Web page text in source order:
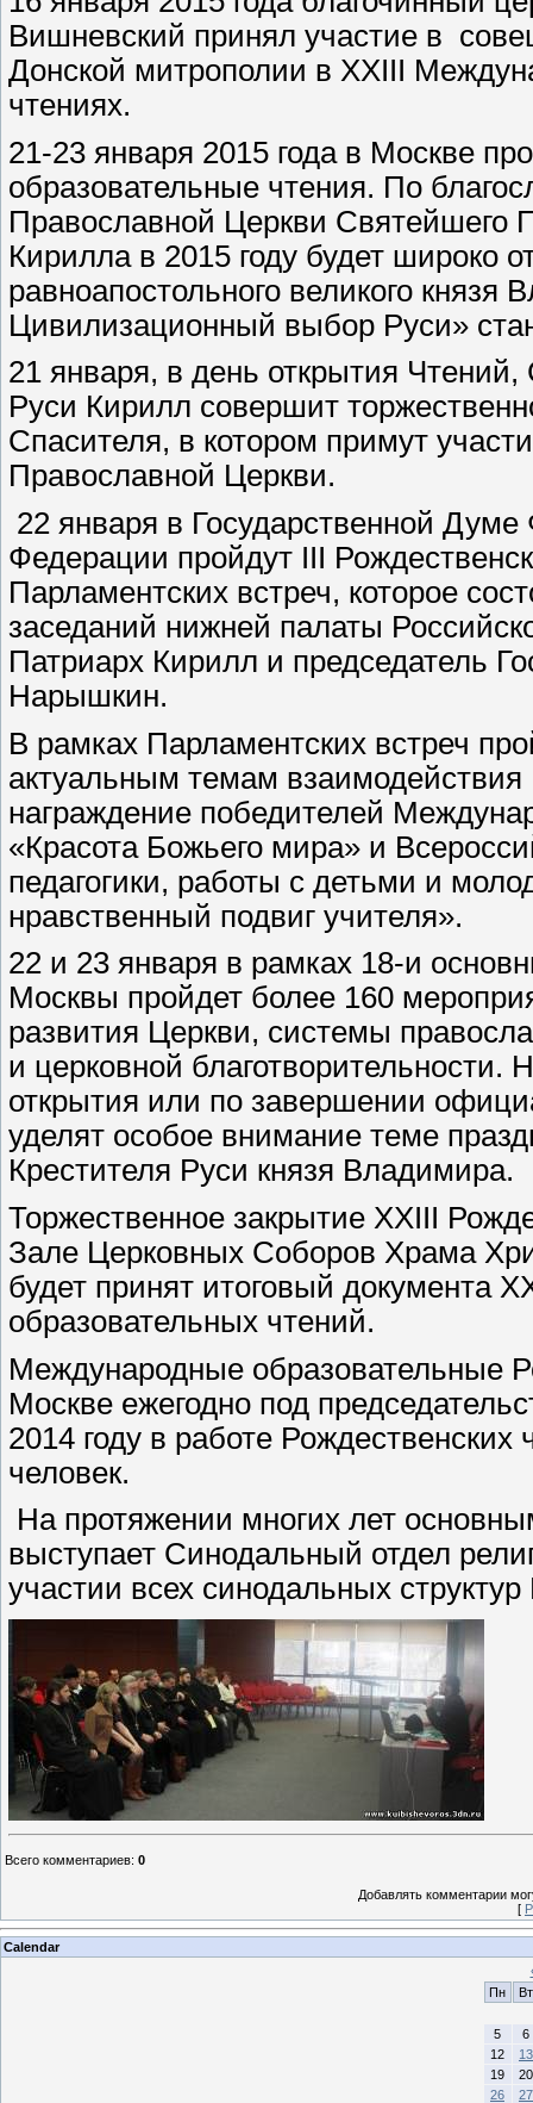
Вишневский принял участие в
Донской митрополии в XXIII
чтениях.
21-23 января 2015 года в Москве
образовательные чтения. По
Православной Церкви Святейшего
Кирилла в 2015 году будет широко
равноапостольного великого
Цивилизационный выбор Руси»
21 января, в день открытия
Руси Кирилл совершит
Спасителя, в котором примут
Православной Церкви.
22 января в Государственной
Федерации пройдут III
Парламентских встреч, которое
заседаний нижней палаты
Патриарх Кирилл и председатель
Нарышкин.
В рамках Парламентских встреч
актуальным темам взаимодействия
награждение победителей
«Красота Божьего мира» и
педагогики, работы с детьми и
нравственный подвиг учителя».
22 и 23 января в рамках 18-и
Москвы пройдет более 160
развития Церкви, системы
и церковной благотворительности.
открытия или по завершении
уделят особое внимание теме
Крестителя Руси князя Владимира.
Торжественное закрытие XXIII
Зале Церковных Соборов Храма
будет принят итоговый документа
образовательных чтений.
Международные образовательные
Москве ежегодно под
2014 году в работе
человек.
На протяжении многих лет
выступает Синодальный отдел
участии всех синодальных
Всего комментариев: 0
Добавлять комментарии
[
Calendar
Пн
Вт
5
6
12
13
19
20
26
27